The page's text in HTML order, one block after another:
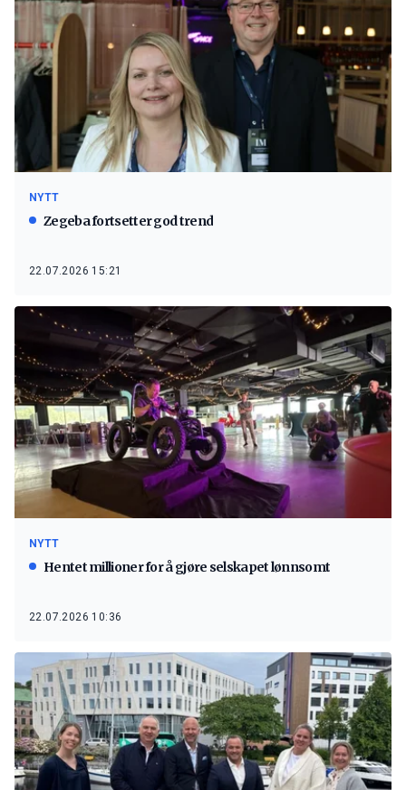
NYTT
Zegeba fortsetter god trend
22.07.2026 15:21
NYTT
Hentet millioner for å gjøre selskapet lønnsomt
22.07.2026 10:36